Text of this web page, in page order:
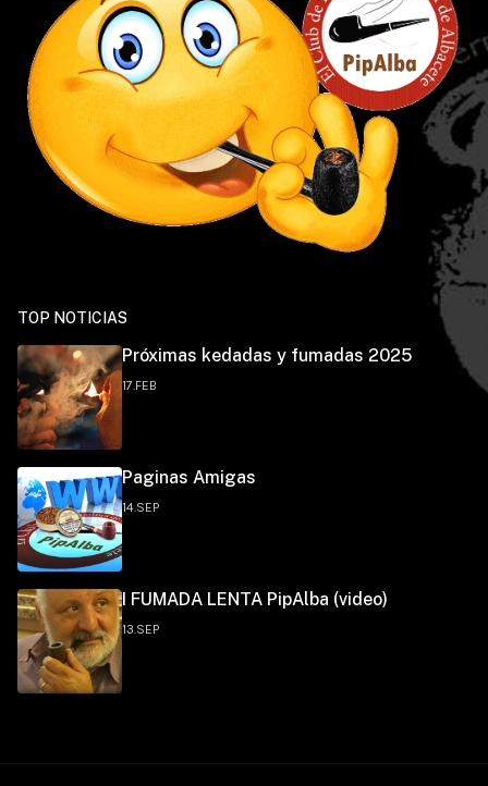
TOP NOTICIAS
Próximas kedadas y fumadas 2025
17.FEB
Paginas Amigas
14.SEP
I FUMADA LENTA PipAlba (video)
13.SEP